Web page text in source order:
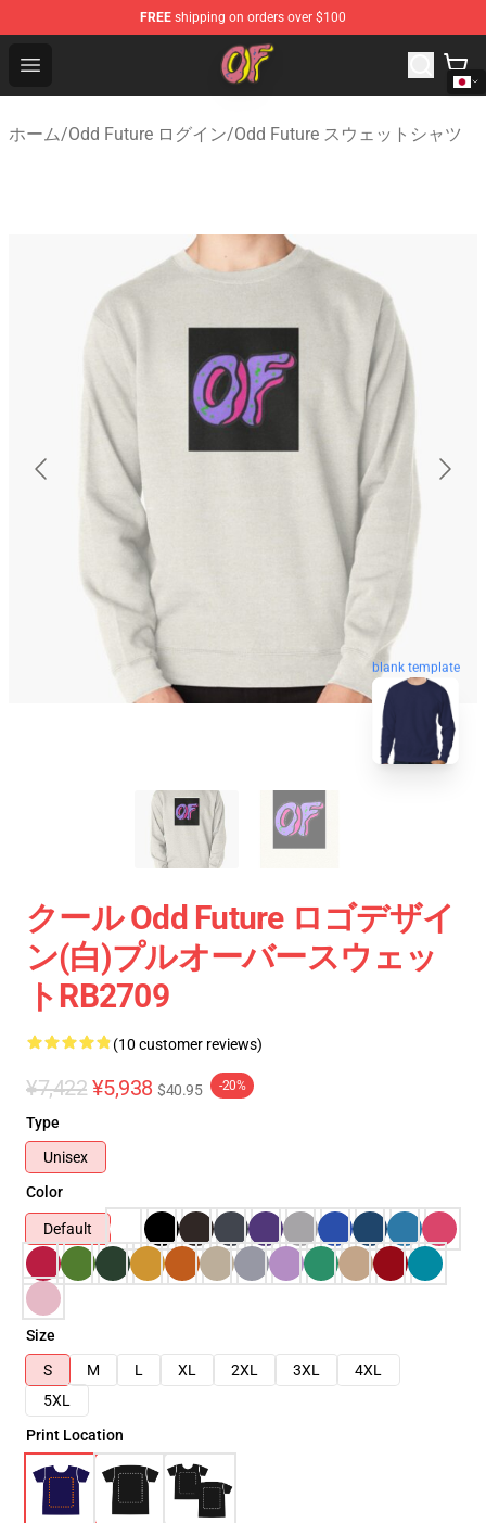
FREE shipping on orders over $100
Open menu
Odd Future Shop - Official Odd Future Merchandise Store
ホーム/Odd Future ログイン/Odd Future スウェットシャツ
blank template
クール Odd Future ロゴデザイ
ン(白)プルオーバースウェッ
トRB2709
(10 customer reviews)
¥7,422 ¥5,938 $40.95 -20%
Type
Unisex
Color
Default
Size
S
M L XL 2XL 3XL
4XL
5XL
Print Location